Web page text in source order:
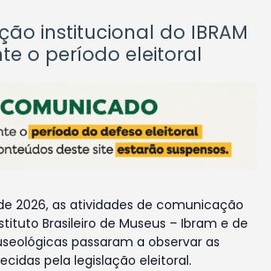
institucional do IBRAM
o período eleitoral
2026, as atividades de comunicação
Brasileiro de Museus – Ibram e de
passaram a observar as
pela legislação eleitoral.